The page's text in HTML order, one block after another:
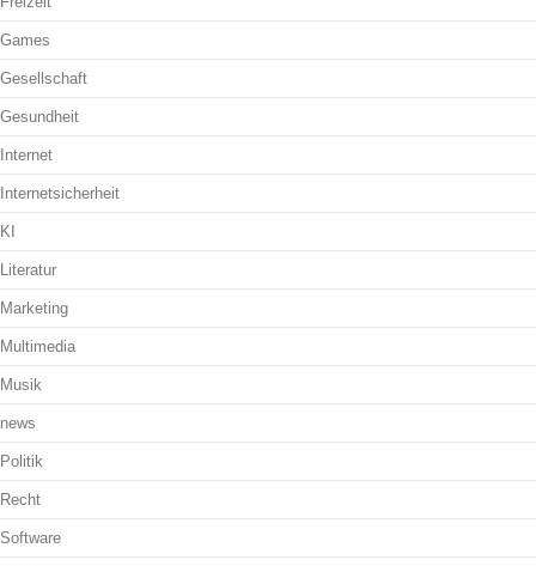
Games
Gesellschaft
Gesundheit
Internet
Internetsicherheit
KI
Literatur
Marketing
Multimedia
Musik
news
Politik
Recht
Software